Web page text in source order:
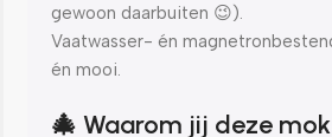
gewoon daarbuiten 😉).
Vaatwasser- én
én mooi.
🎄 Waarom jij deze